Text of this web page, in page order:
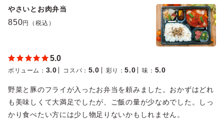
やさいとお肉弁当
850円（税込）
5.0
ボリューム ： 3.0 コスパ ： 5.0 彩り ：5.0 味 ： 5.0
野菜と豚のフライが入ったお弁当を頼みました。おかずはどれ
も美味しくて大満足でしたが、ご飯の量が少なめでした。しっ
かり食べたい方には少し物足りないかもしれません。